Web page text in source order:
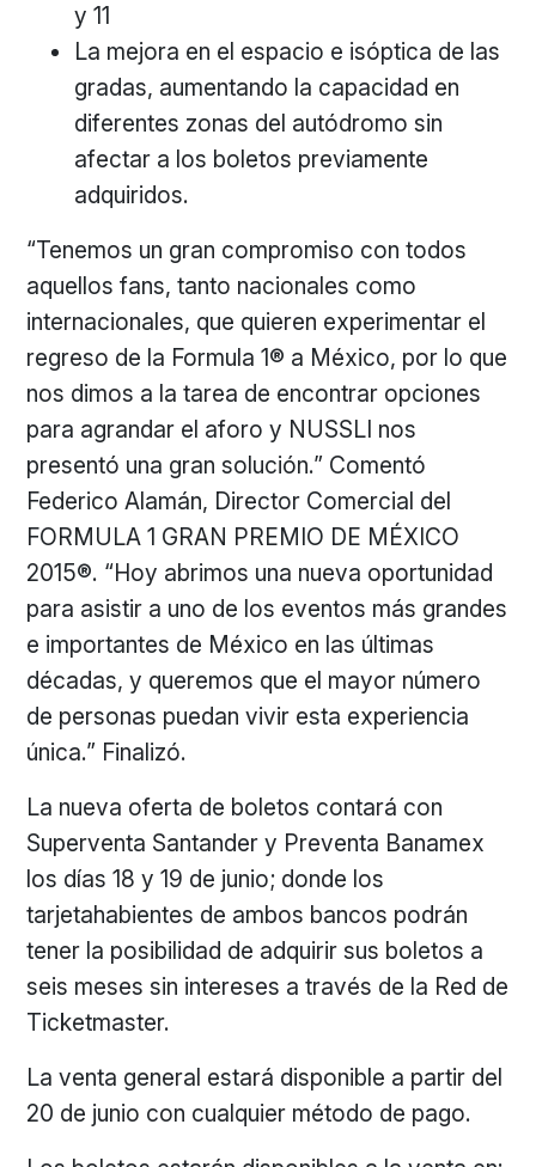
y 11
La mejora en el espacio e isóptica de las
gradas, aumentando la capacidad en
diferentes zonas del autódromo sin
afectar a los boletos previamente
adquiridos.
“Tenemos un gran compromiso con todos
aquellos fans, tanto nacionales como
internacionales, que quieren experimentar el
regreso de la Formula 1® a México, por lo que
nos dimos a la tarea de encontrar opciones
para agrandar el aforo y NUSSLI nos
presentó una gran solución.” Comentó
Federico Alamán, Director Comercial del
FORMULA 1 GRAN PREMIO DE MÉXICO
2015®. “Hoy abrimos una nueva oportunidad
para asistir a uno de los eventos más grandes
e importantes de México en las últimas
décadas, y queremos que el mayor número
de personas puedan vivir esta experiencia
única.” Finalizó.
La nueva oferta de boletos contará con
Superventa Santander y Preventa Banamex
los días 18 y 19 de junio; donde los
tarjetahabientes de ambos bancos podrán
tener la posibilidad de adquirir sus boletos a
seis meses sin intereses a través de la Red de
Ticketmaster.
La venta general estará disponible a partir del
20 de junio con cualquier método de pago.